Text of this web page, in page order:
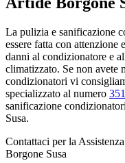
La pulizia e sanificazione
essere fatta con
danni al condizionatore e
climatizzato. Se non avete
condizionatori vi
specializzato al numero
sanificazione
Susa.
Contattaci per la
Borgone Susa